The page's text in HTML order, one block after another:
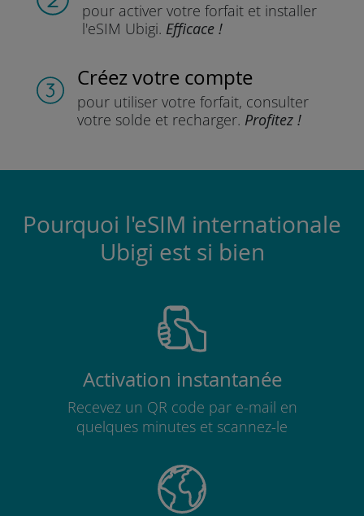
pour activer votre forfaitet installer
l'eSIM Ubigi. Efficace !
Créez votre compte
pour utiliser votre forfait, consulter
votre solde et recharger. Profitez !
Pourquoi l'eSIM internationale
Ubigi est si bien
Activation instantanée
Recevez un QR code par e-mail en
quelques minutes et scannez-le